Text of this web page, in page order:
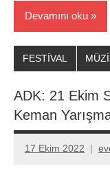
Devamını oku
FESTİVAL
ADK: 21 Ekim
Keman
17 Ekim 2022